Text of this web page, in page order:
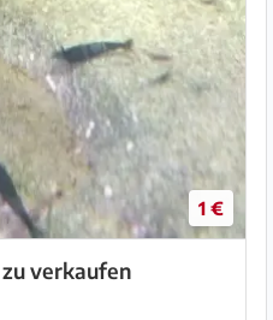
1 €
verkaufen